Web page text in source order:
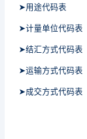
➤用途代码表
➤计量单位代码表
➤结汇方式代码表
➤运输方式代码表
➤成交方式代码表